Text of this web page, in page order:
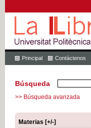
Principal Contáctenos
Búsqueda
>> Búsqueda avanzada
Materias [+/-]